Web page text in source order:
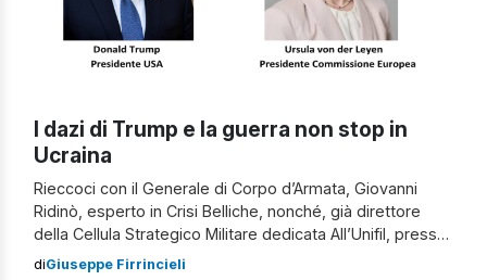
I dazi di Trump e la guerra non stop in
Ucraina
Rieccoci con il Generale di Corpo d’Armata, Giovanni
Ridinò, esperto in Crisi Belliche, nonché, già direttore
della Cellula Strategico Militare dedicata All’Unifil, presso
le Nazioni Unite, in New York, con cui riprendiamo il
diGiuseppe Firrincieli